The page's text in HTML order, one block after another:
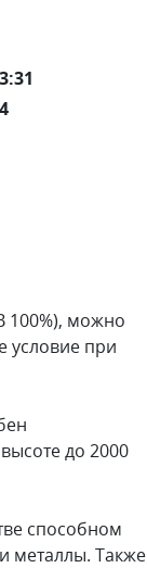
100%), можно
условие при
до 2000
способном
металлы. Также